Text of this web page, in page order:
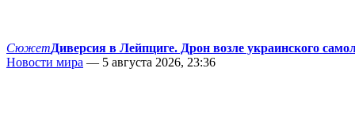
СюжетДиверсия в Лейпциге. Дрон возле украинского
Новости мира — 5 августа 2026, 23:36